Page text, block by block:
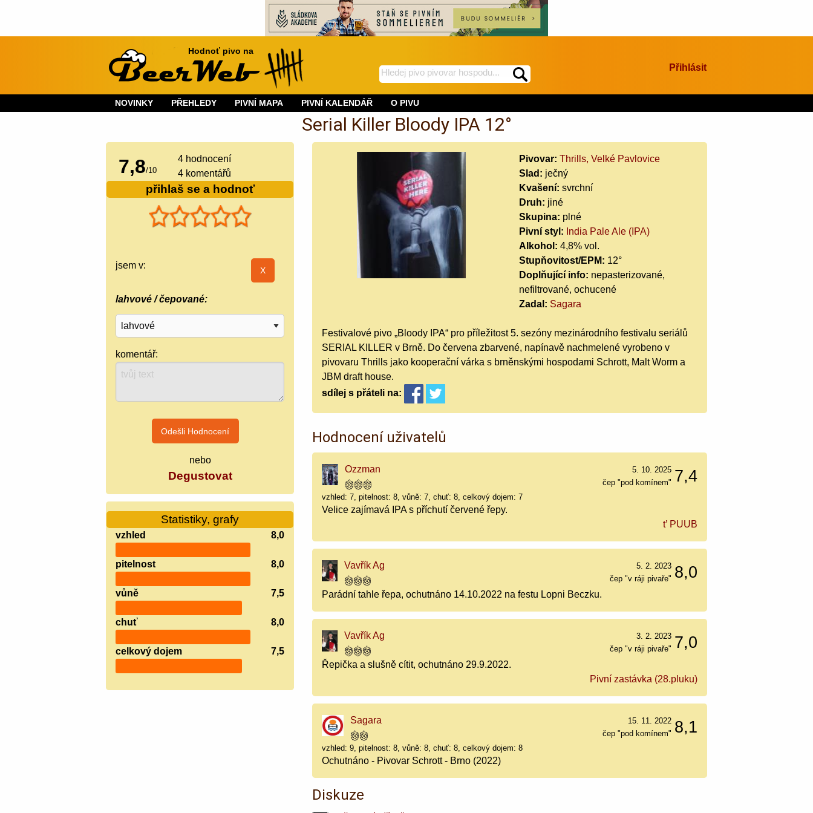
Hodnoť pivo na
hledej
BeerWeb
spustí
Přihlásit
NOVINKY PŘEHLEDY PIVNÍ MAPA PIVNÍ KALENDÁŘ O PIVU
Serial Killer Bloody IPA 12°
7,8/10
4 hodnocení
4 komentářů
přihlaš se a hodnoť
jsem v:
lahvové / čepované:
komentář:
nebo
Degustovat
Statistiky, grafy
vzhled 8,0
pitelnost 8,0
vůně 7,5
chuť 8,0
celkový dojem 7,5
Pivovar: Thrills, Velké Pavlovice
Slad: ječný
Kvašení: svrchní
Druh: jiné
Skupina: plné
Pivní styl: India Pale Ale (IPA)
Alkohol: 4,8% vol.
Stupňovitost/EPM: 12°
Doplňující info: nepasterizované,
nefiltrované, ochucené
Zadal: Sagara
Festivalové pivo „Bloody IPA“ pro příležitost 5. sezóny mezinárodního festivalu seriálů
SERIAL KILLER v Brně. Do červena zbarvené, napínavě nachmelené vyrobeno v
pivovaru Thrills jako kooperační várka s brněnskými hospodami Schrott, Malt Worm a
JBM draft house.
sdílej s přáteli na:
Hodnocení uživatelů
Ozzman 7,4
5. 10. 2025
čep "pod komínem"
vzhled: 7, pitelnost: 8, vůně: 7, chuť: 8, celkový dojem: 7
Velice zajímavá IPA s příchutí červené řepy.
t’ PUUB
Vavřík Ag 8,0
5. 2. 2023
čep "v ráji pivaře"
Parádní tahle řepa, ochutnáno 14.10.2022 na festu Lopni Beczku.
Vavřík Ag 7,0
3. 2. 2023
čep "v ráji pivaře"
Řepička a slušně cítit, ochutnáno 29.9.2022.
Pivní zastávka (28.pluku)
Sagara 8,1
15. 11. 2022
čep "pod komínem"
vzhled: 9, pitelnost: 8, vůně: 8, chuť: 8, celkový dojem: 8
Ochutnáno - Pivovar Schrott - Brno (2022)
Diskuze